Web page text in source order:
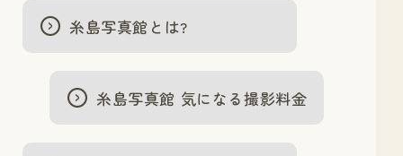
糸島写真館とは?
糸島写真館 気になる撮影料金